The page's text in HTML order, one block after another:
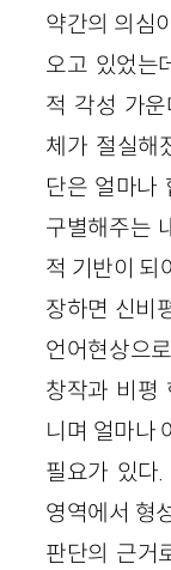
약간의 의심
오고 있었는
적 각성 가
체가 절실해
단은 얼마나
구별해주는
적 기반이
장하면 신비
언어현상으
창작과 비평
니며 얼마나
필요가 있다.
영역에서 형
판단의 근거